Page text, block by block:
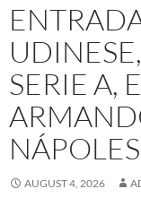
SERIE A,
AUGUST 4, 2026